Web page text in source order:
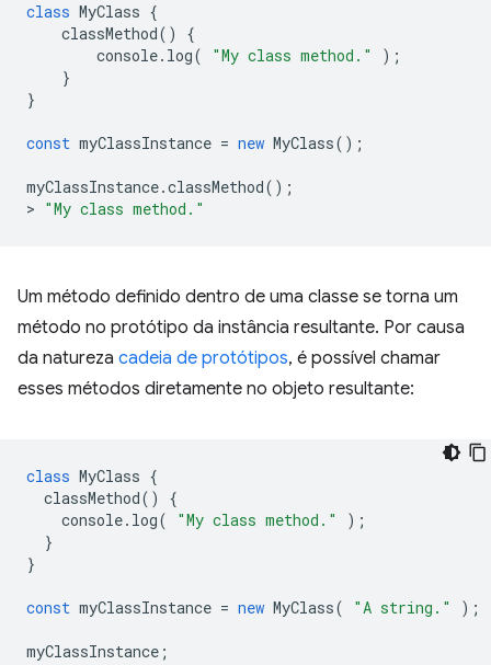
class MyClass {
classMethod()
{
console. log( "My class method."
);
}
}
const myClassInstance = new MyClass();
myClassInstance.classMethod();
> "My class method."
Um método definido dentro de uma classe se torna um
método no protótipo da instância resultante. Por causa
da natureza cadeia de protótipos, é possível chamar
esses métodos diretamente no objeto resultante:
class MyClass {
classMethod()
{
console. log( "My class method."
);
}
}
const myClassInstance = new MyClass( "A string." );
myClassInstance ;